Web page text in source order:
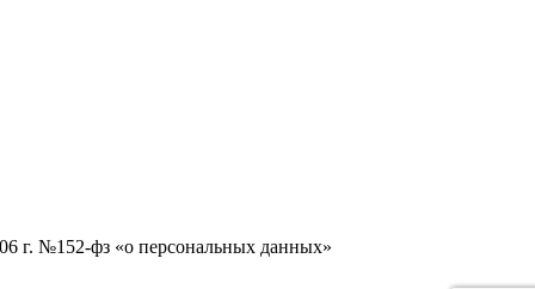
г. №152-фз «о персональных данных»